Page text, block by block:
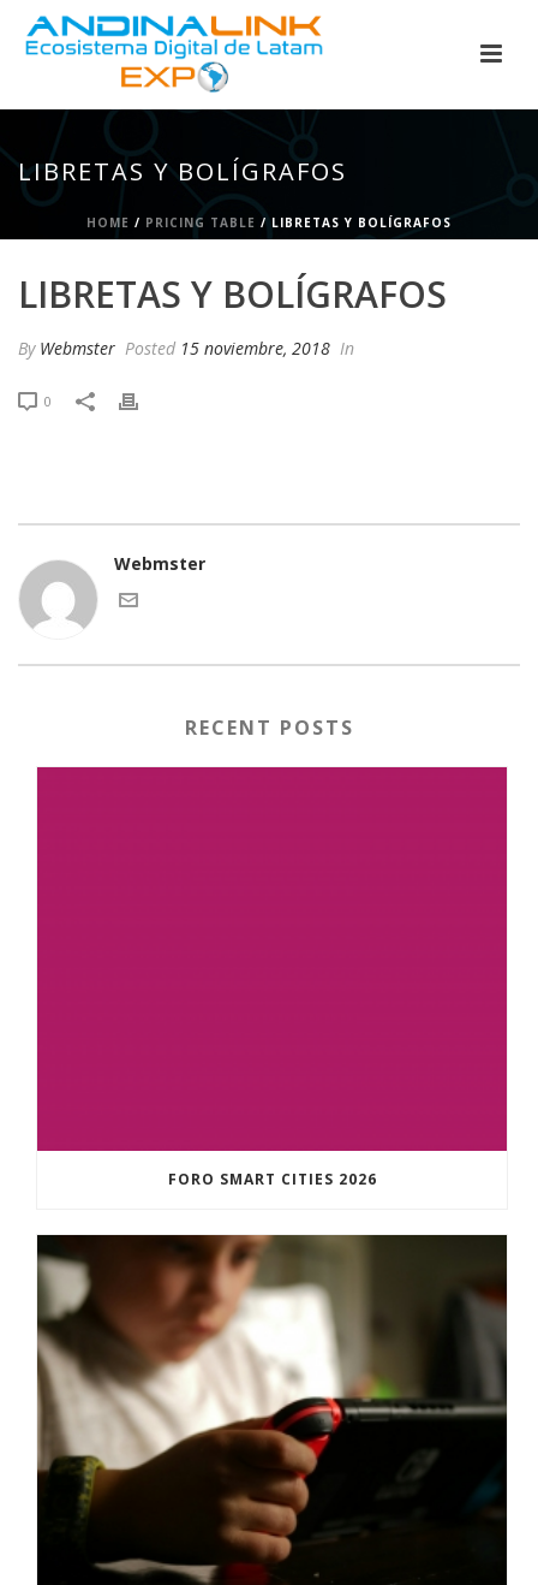
LIBRETAS Y BOLÍGRAFOS
HOME / PRICING TABLE / LIBRETAS Y BOLÍGRAFOS
LIBRETAS Y BOLÍGRAFOS
By Webmster Posted 15 noviembre, 2018 In
0
Webmster
RECENT POSTS
FORO SMART CITIES 2026